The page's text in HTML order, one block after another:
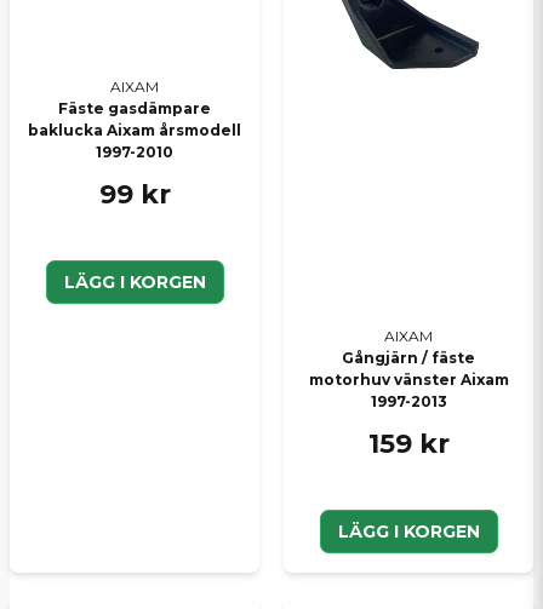
AIXAM
Fäste gasdämpare
baklucka Aixam årsmodell
1997-2010
99 kr
LÄGG I KORGEN
AIXAM
Gångjärn / fäste
motorhuv vänster Aixam
1997-2013
159 kr
LÄGG I KORGEN